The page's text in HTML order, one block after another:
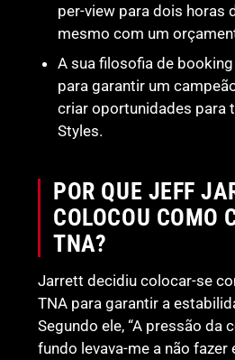
per-view para dois horas
mesmo com um
A sua filosofia de
para garantir um
criar oportunidades para
Styles.
POR QUE JEFF
COLOCOU COMO
TNA?
Jarrett decidiu colocar-se
TNA para garantir a
Segundo ele, “A pressão da
fundo levava-me a não fazer